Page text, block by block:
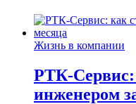
Жизнь в компании
РТК-Сервис:
инженером